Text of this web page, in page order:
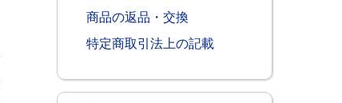
商品の返品・交換
特定商取引法上の記載